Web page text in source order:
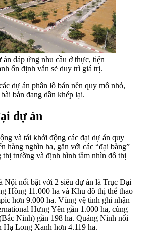
đáp ứng nhu cầu ở thực, tiện
ổn định vẫn sẽ duy trì giá trị.
dự án phân lô bán nền quy mô nhỏ,
bản đang dần khép lại.
dự án
và tái khởi động các đại dự án quy
hàng nghìn ha, gắn với các “đại bàng”
thị trường và định hình tầm nhìn đô thị
Nội nổi bật với 2 siêu dự án là Trục Đại
Hồng 11.000 ha và Khu đô thị thể thao
hơn 9.000 ha. Vùng vệ tinh ghi nhận
Hưng Yên gần 1.000 ha, cùng
Ninh) gần 198 ha. Quảng Ninh nổi
Hạ Long Xanh hơn 4.119 ha.